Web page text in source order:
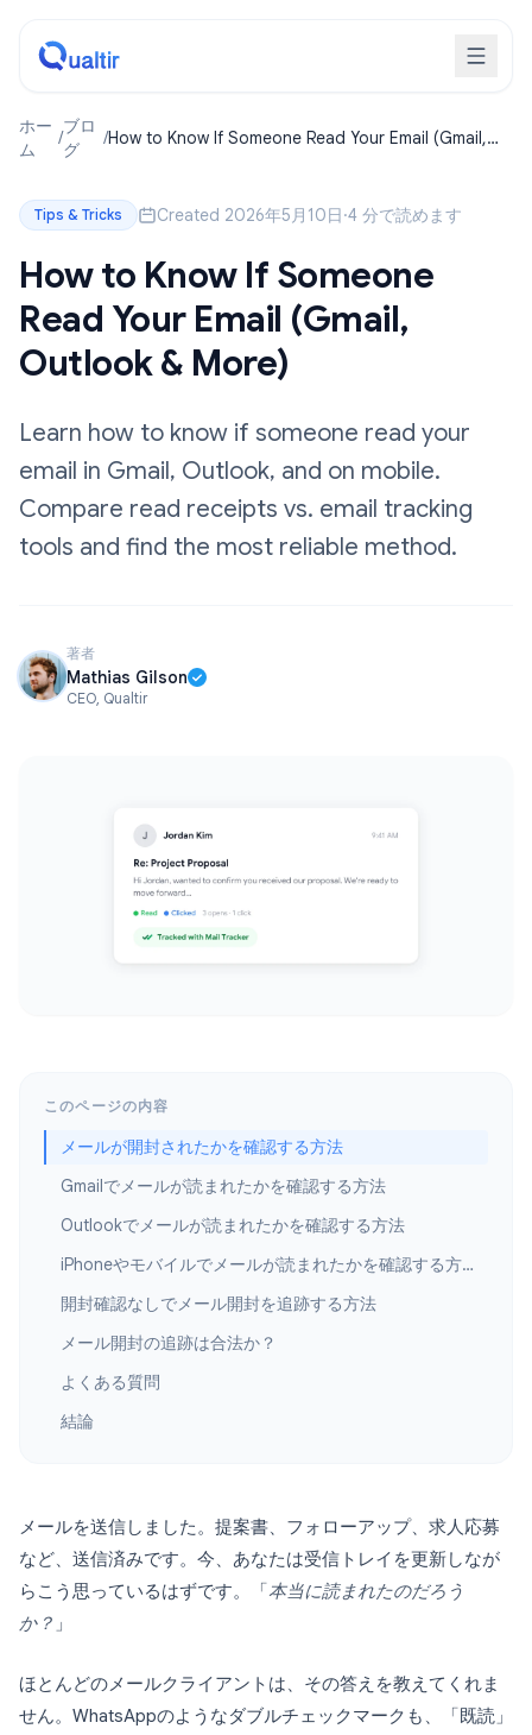
ホー
ム
/
ブロ
グ
/How to Know If Someone Read Your Email (Gmail,
Tips & Tricks Created 2026年5月10日·4 分で読めます
How to Know If Someone
Read Your Email (Gmail,
Outlook & More)
Learn how to know if someone read your
email in Gmail, Outlook, and on mobile.
Compare read receipts vs. email tracking
tools and find the most reliable method.
著者
Mathias Gilson
CEO, Qualtir
このページの内容
メールが開封されたかを確認する方法
Gmailでメールが読まれたかを確認する方法
Outlookでメールが読まれたかを確認する方法
iPhoneやモバイルでメールが読まれたかを確認する方法
開封確認なしでメール開封を追跡する方法
メール開封の追跡は合法か？
よくある質問
結論
メールを送信しました。提案書、フォローアップ、求人応募
など、送信済みです。今、あなたは受信トレイを更新しなが
らこう思っているはずです。「 本当に読まれたのだろう
か？ 」
ほとんどのメールクライアントは、その答えを教えてくれま
せん。WhatsAppのようなダブルチェックマークも、「既読」